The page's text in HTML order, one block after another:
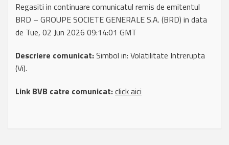
Regasiti in continuare comunicatul remis de emitentul
BRD – GROUPE SOCIETE GENERALE S.A. (BRD) in data
de Tue, 02 Jun 2026 09:14:01 GMT
Descriere comunicat:Simbol in: Volatilitate Intrerupta
(Vi).
Link BVB catre comunicat:click aici